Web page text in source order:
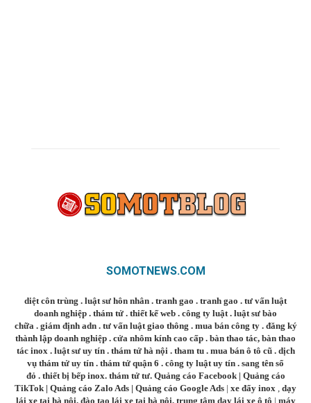
SOMOTNEWS.COM
diệt côn trùng . luật sư hôn nhân . tranh gao . tranh gao . tư vấn luật
doanh nghiệp . thám tử . thiết kế web . công ty luật . luật sư bào
chữa . giám định adn. tư vấn luật giao thông . mua bán công ty. đăng ký
thành lập doanh nghiệp . cửa nhôm kính cao cấp . bàn thao tác, bàn thao
tác inox . luật sư uy tín. thám tử hà nội . tham tu. mua bán ô tô cũ. dịch
vụ thám tử uy tín . thám tử quận 6 . công ty luật uy tín . sang tên sổ
đỏ . thiết bị bếp inox. thám tử tư. Quảng cáo Facebook| Quảng cáo
TikTok | Quảng cáo Zalo Ads | Quảng cáo Google Ads | xe đẩy inox
dạy
lái xe tại hà nội, đào tạo lái xe tại hà nội, trung tâm dạy lái xe ô tô | máy